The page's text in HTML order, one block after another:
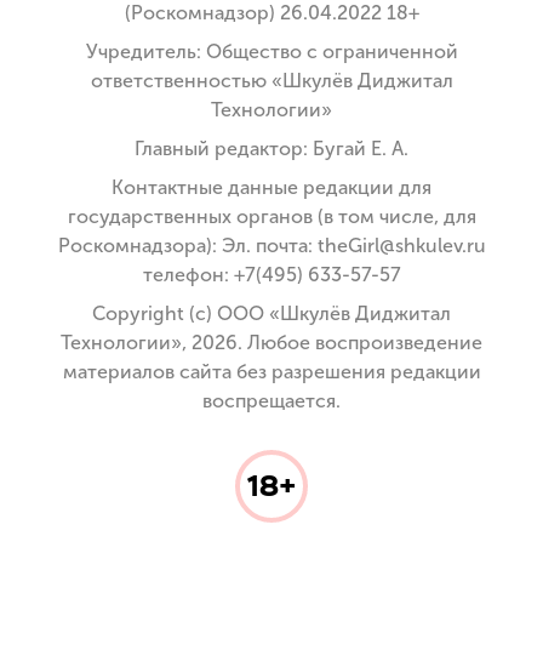
(Роскомнадзор) 26.04.2022 18+
Учредитель: Общество с ограниченной
ответственностью «Шкулёв Диджитал
Технологии»
Главный редактор: Бугай Е. А.
Контактные данные редакции для
государственных органов (в том числе, для
Роскомнадзора): Эл. почта: theGirl@shkulev.ru
телефон: +7(495) 633-57-57
Copyright (с) ООО «Шкулёв Диджитал
Технологии», 2026. Любое воспроизведение
материалов сайта без разрешения редакции
воспрещается.
18+